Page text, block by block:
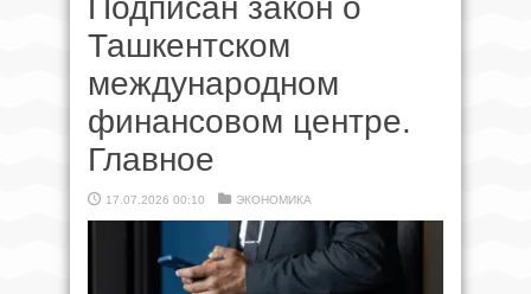
Подписан закон о
Ташкентском
международном
финансовом центре.
Главное
17.07.2026 00:10 ЭКОНОМИКА